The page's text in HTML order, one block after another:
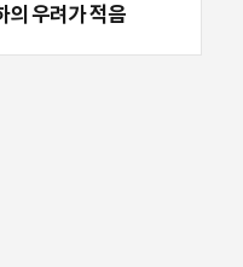
의 우려가 적음